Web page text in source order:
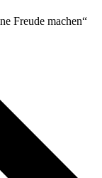
Freude machen“